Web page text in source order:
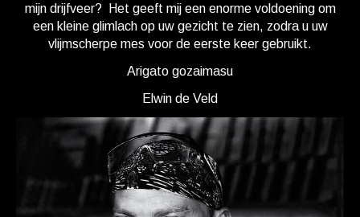
mijn drijfveer? Het geeft mij een enorme voldoening om
een kleine glimlach op uw gezicht te zien, zodra u uw
vlijmscherpe mes voor de eerste keer gebruikt.
Arigato gozaimasu
Elwin de Veld